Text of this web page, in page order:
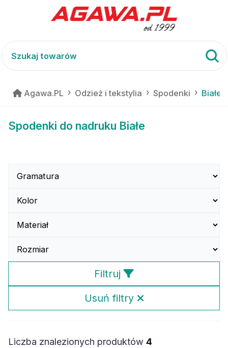
Agawa.PL Odzież i tekstylia Spodenki Białe
Spodenki do nadruku Białe
Filtruj
Usuń filtry
Liczba znalezionych produktów 4